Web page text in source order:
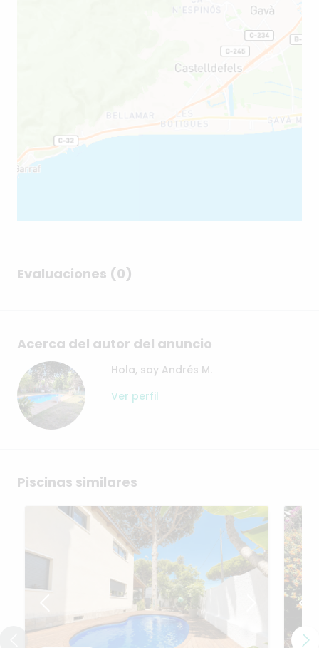
Evaluaciones (0)
Acerca del autor del anuncio
Hola, soy Andrés M.
Ver perfil
Piscinas similares